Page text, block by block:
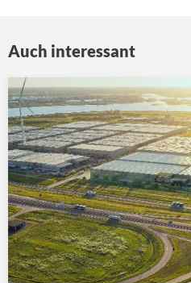
Auch interessant